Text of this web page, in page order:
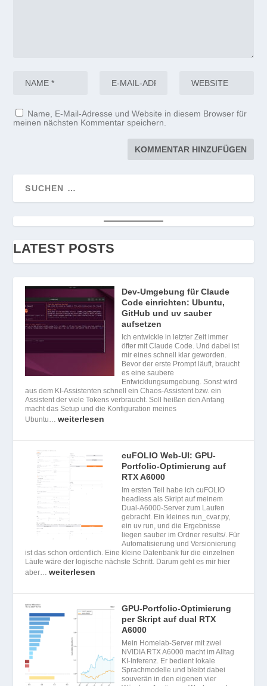
Name, E-Mail-Adresse und Website in diesem Browser für
meinen nächsten Kommentar speichern.
LATEST POSTS
Dev-Umgebung für Claude
Code einrichten: Ubuntu,
GitHub und uv sauber
aufsetzen
Ich entwickle in letzter Zeit immer
öfter mit Claude Code. Und dabei ist
mir eines schnell klar geworden.
Bevor der erste Prompt läuft, braucht
es eine saubere
Entwicklungsumgebung. Sonst wird
aus dem KI-Assistenten schnell ein Chaos-Assistent bzw. ein
Assistent der viele Tokens verbraucht. Soll heißen den Anfang
macht das Setup und die Konfiguration meines
Ubuntu…weiterlesen
cuFOLIO Web-UI: GPU-
Portfolio-Optimierung auf
RTX A6000
Im ersten Teil habe ich cuFOLIO
headless als Skript auf meinem
Dual-A6000-Server zum Laufen
gebracht. Ein kleines run_cvar.py,
ein uv run, und die Ergebnisse
liegen sauber im Ordner results/. Für
Automatisierung und Versionierung
ist das schon ordentlich. Eine kleine Datenbank für die einzelnen
Läufe wäre der logische nächste Schritt. Darum geht es mir hier
aber…weiterlesen
GPU-Portfolio-Optimierung
per Skript auf dual RTX
A6000
Mein Homelab-Server mit zwei
NVIDIA RTX A6000 macht im Alltag
KI-Inferenz. Er bedient lokale
Sprachmodelle und bleibt dabei
souverän in den eigenen vier